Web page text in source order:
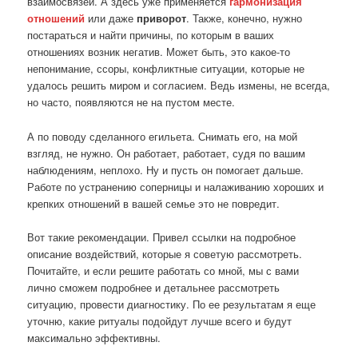
отношений или даже приворот. Также, конечно, нужно
постараться и найти причины, по которым в ваших
отношениях возник негатив. Может быть, это какое-то
непонимание, ссоры, конфликтные ситуации, которые не
удалось решить миром и согласием. Ведь измены, не всегда,
но часто, появляются не на пустом месте.
А по поводу сделанного егильета. Снимать его, на мой
взгляд, не нужно. Он работает, работает, судя по вашим
наблюдениям, неплохо. Ну и пусть он помогает дальше.
Работе по устранению соперницы и налаживанию хороших и
крепких отношений в вашей семье это не повредит.
Вот такие рекомендации. Привел ссылки на подробное
описание воздействий, которые я советую рассмотреть.
Почитайте, и если решите работать со мной, мы с вами
лично сможем подробнее и детальнее рассмотреть
ситуацию, провести диагностику. По ее результатам я еще
уточню, какие ритуалы подойдут лучше всего и будут
максимально эффективны.